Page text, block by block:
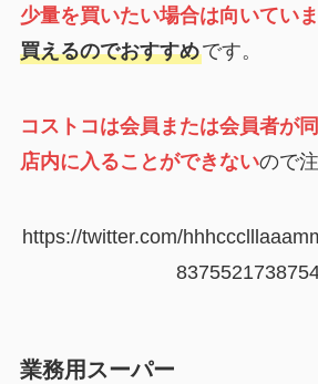
少量を買いたい場合は向いてい
買えるのでおすすめです。
コストコは会員または会員者が
店内に入ることができないので
https://twitter.com/
業務用スーパー